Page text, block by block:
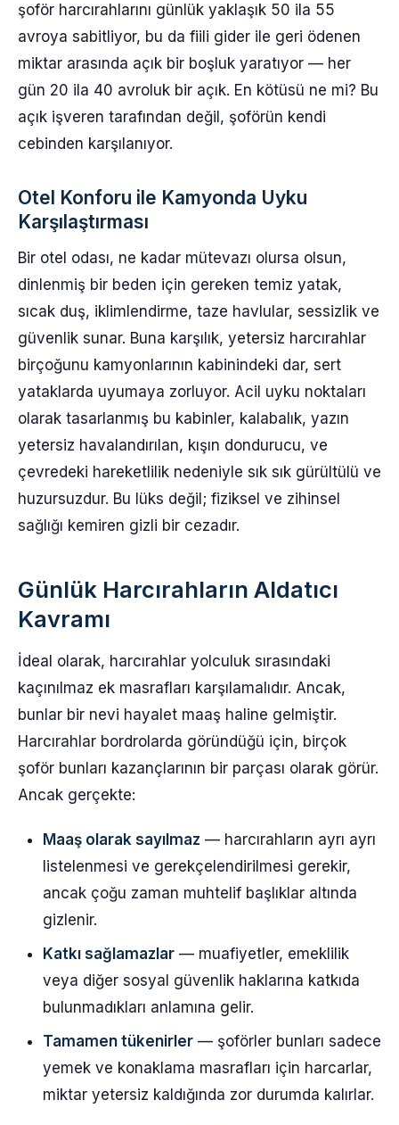
şoför harcırahlarını günlük yaklaşık 50 ila 55
avroya sabitliyor, bu da fiili gider ile geri ödenen
miktar arasında açık bir boşluk yaratıyor — her
gün 20 ila 40 avroluk bir açık. En kötüsü ne mi? Bu
açık işveren tarafından değil, şoförün kendi
cebinden karşılanıyor.
Otel Konforu ile Kamyonda Uyku
Karşılaştırması
Bir otel odası, ne kadar mütevazı olursa olsun,
dinlenmiş bir beden için gereken temiz yatak,
sıcak duş, iklimlendirme, taze havlular, sessizlik ve
güvenlik sunar. Buna karşılık, yetersiz harcırahlar
birçoğunu kamyonlarının kabinindeki dar, sert
yataklarda uyumaya zorluyor. Acil uyku noktaları
olarak tasarlanmış bu kabinler, kalabalık, yazın
yetersiz havalandırılan, kışın dondurucu, ve
çevredeki hareketlilik nedeniyle sık sık gürültülü ve
huzursuzdur. Bu lüks değil; fiziksel ve zihinsel
sağlığı kemiren gizli bir cezadır.
Günlük Harcırahların Aldatıcı
Kavramı
İdeal olarak, harcırahlar yolculuk sırasındaki
kaçınılmaz ek masrafları karşılamalıdır. Ancak,
bunlar bir nevi hayalet maaş haline gelmiştir.
Harcırahlar bordrolarda göründüğü için, birçok
şoför bunları kazançlarının bir parçası olarak görür.
Ancak gerçekte:
Maaş olarak sayılmaz — harcırahların ayrı ayrı
listelenmesi ve gerekçelendirilmesi gerekir,
ancak çoğu zaman muhtelif başlıklar altında
gizlenir.
Katkı sağlamazlar — muafiyetler, emeklilik
veya diğer sosyal güvenlik haklarına katkıda
bulunmadıkları anlamına gelir.
Tamamen tükenirler — şoförler bunları sadece
yemek ve konaklama masrafları için harcarlar,
miktar yetersiz kaldığında zor durumda kalırlar.